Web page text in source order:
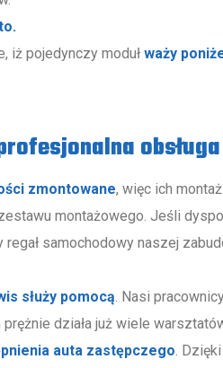
iż pojedynczy moduł waży
zmontowane, więc ich
montażowego. Jeśli
samochodowy naszej
służy pomocą. Nasi
działa już wiele
auta zastępczego.